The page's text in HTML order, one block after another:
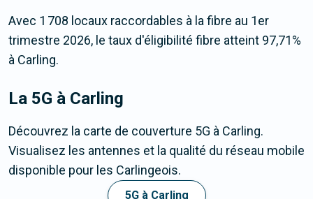
Avec 1 708 locaux raccordables à la fibre au 1er
trimestre 2026, le taux d'éligibilité fibre atteint 97,71%
à Carling.
La 5G à Carling
Découvrez la carte de couverture 5G à Carling.
Visualisez les antennes et la qualité du réseau mobile
disponible pour les Carlingeois.
5G à Carling